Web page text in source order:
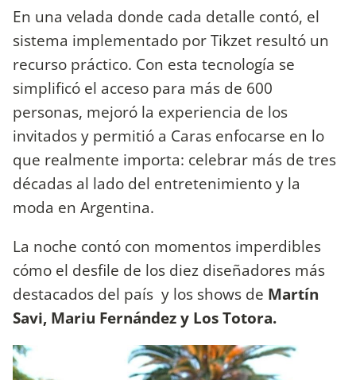
En una velada donde cada detalle contó, el
sistema implementado por Tikzet resultó un
recurso práctico. Con esta tecnología se
simplificó el acceso para más de 600
personas, mejoró la experiencia de los
invitados y permitió a Caras enfocarse en lo
que realmente importa: celebrar más de tres
décadas al lado del entretenimiento y la
moda en Argentina.
La noche contó con momentos imperdibles
cómo el desfile de los diez diseñadores más
destacados del país y los shows de Martín
Savi, Mariu Fernández y Los Totora.